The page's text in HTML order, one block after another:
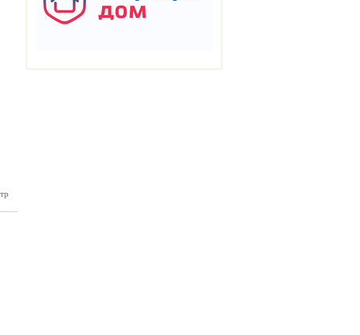
№49